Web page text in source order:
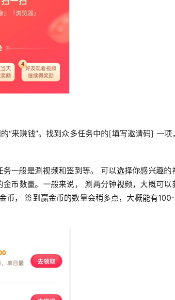
“来赚钱”。找到众多任务中的[填写邀请码] 一项
一般是涮视频和签到等。 可以选择你感兴趣的
币数量。一般来说， 涮两分钟视频，大概可以
币， 签到赢金币的数量会稍多点，大概能有